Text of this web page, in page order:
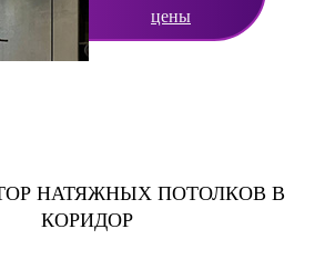
цены
НАТЯЖНЫХ ПОТОЛКОВ В
КОРИДОР